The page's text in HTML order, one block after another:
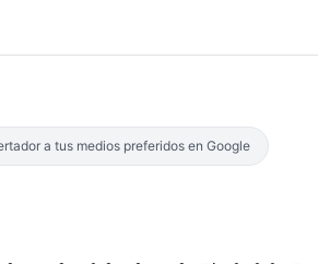
a tus medios preferidos en Google